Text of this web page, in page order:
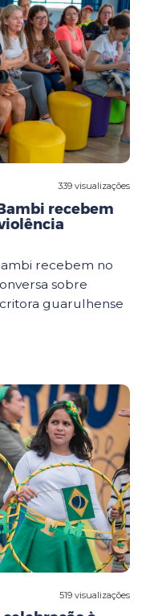
339 visualizações
recebem
recebem no
sobre
guarulhense
519 visualizações